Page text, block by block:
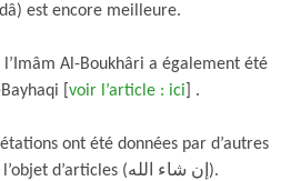
est encore meilleure.
Al-Boukhâri a également été
[ voir l’article : ici ] .
ont été données par d’autres
grands savants, ceci fera l’objet d’articles (إن شاء الله).